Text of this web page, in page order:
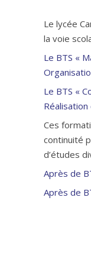
Le lycée
la voie
Le BTS «
Le BTS «
Ces
continuité
d’études
Après de
Après de